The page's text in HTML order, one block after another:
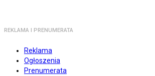
REKLAMA I PRENUMERATA
Reklama
Ogłoszenia
Prenumerata